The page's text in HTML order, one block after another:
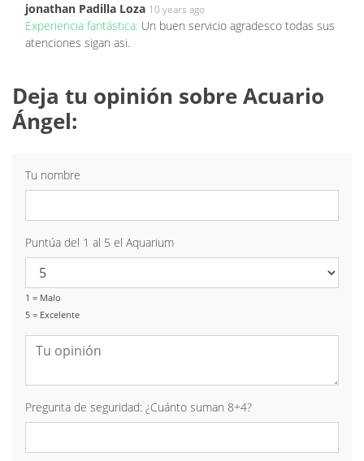
jonathan Padilla Loza 10 years ago
Experiencia fantástica: Un buen servicio agradesco todas sus
atenciones sigan asi.
Deja tu opinión sobre Acuario
Ángel:
Tu nombre
Puntúa del 1 al 5 el Aquarium
1 = Malo
5 = Excelente
Pregunta de seguridad: ¿Cuánto suman 8+4?